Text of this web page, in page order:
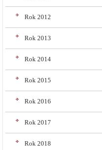
Rok 2012
Rok 2013
Rok 2014
Rok 2015
Rok 2016
Rok 2017
Rok 2018